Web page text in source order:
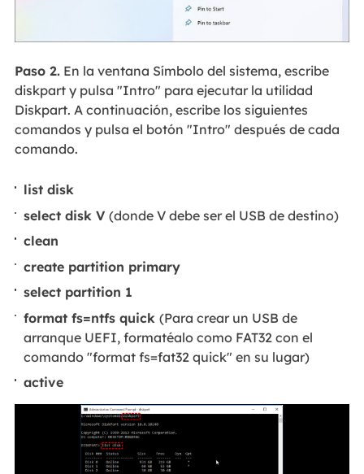
Paso 2.En la ventana Símbolo del sistema, escribe
diskpart y pulsa "Intro" para ejecutar la utilidad
Diskpart. A continuación, escribe los siguientes
comandos y pulsa el botón "Intro" después de cada
comando.
list disk
select disk V(donde V debe ser el USB de destino)
clean
create partition primary
select partition 1
format fs=ntfs quick(Para crear un USB de
arranque UEFI, formatéalo como FAT32 con el
comando "format fs=fat32 quick" en su lugar)
active